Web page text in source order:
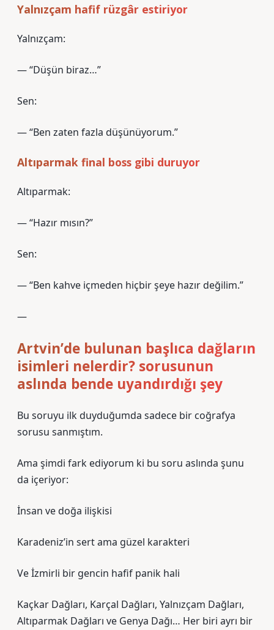
Yalnızçam hafif rüzgâr estiriyor
Yalnızçam:
— “Düşün biraz…”
Sen:
— “Ben zaten fazla düşünüyorum.”
Altıparmak final boss gibi duruyor
Altıparmak:
— “Hazır mısın?”
Sen:
— “Ben kahve içmeden hiçbir şeye hazır değilim.”
—
Artvin’de bulunan başlıca dağların
isimleri nelerdir? sorusunun
aslında bende uyandırdığı şey
Bu soruyu ilk duyduğumda sadece bir coğrafya
sorusu sanmıştım.
Ama şimdi fark ediyorum ki bu soru aslında şunu
da içeriyor:
İnsan ve doğa ilişkisi
Karadeniz’in sert ama güzel karakteri
Ve İzmirli bir gencin hafif panik hali
Kaçkar Dağları, Karçal Dağları, Yalnızçam Dağları,
Altıparmak Dağları ve Genya Dağı… Her biri ayrı bir